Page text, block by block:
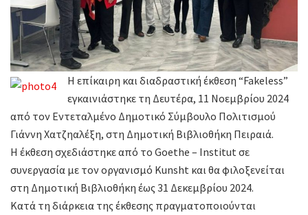
Η επίκαιρη και διαδραστική έκθεση “Fakeless”
εγκαινιάστηκε τη Δευτέρα, 11 Νοεμβρίου 2024
από τον Εντεταλμένο Δημοτικό Σύμβουλο Πολιτισμού
Γιάννη Χατζηαλέξη, στη Δημοτική Βιβλιοθήκη Πειραιά.
Η έκθεση σχεδιάστηκε από το Goethe – Institut σε
συνεργασία με τον οργανισμό Kunsht και θα φιλοξενείται
στη Δημοτική Βιβλιοθήκη έως 31 Δεκεμβρίου 2024.
Κατά τη διάρκεια της έκθεσης πραγματοποιούνται